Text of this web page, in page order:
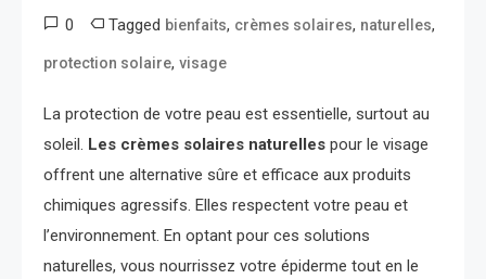
0 Tagged bienfaits, crèmes solaires, naturelles,
protection solaire, visage
La protection de votre peau est essentielle, surtout au
soleil. Les crèmes solaires naturelles pour le visage
offrent une alternative sûre et efficace aux produits
chimiques agressifs. Elles respectent votre peau et
l’environnement. En optant pour ces solutions
naturelles, vous nourrissez votre épiderme tout en le